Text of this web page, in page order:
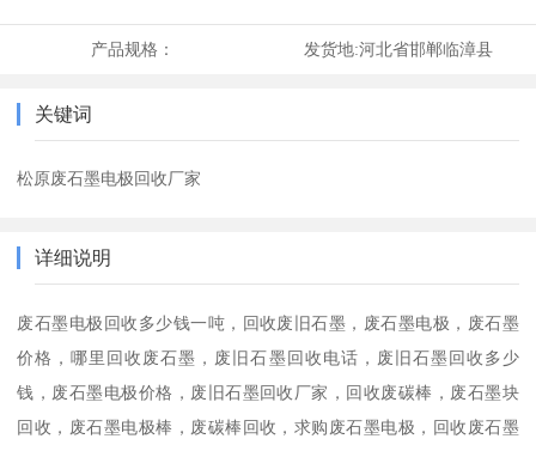
产品规格： 发货地:河北省邯郸临漳县
关键词
松原废石墨电极回收厂家
详细说明
废石墨电极回收多少钱一吨，回收废旧石墨，废石墨电极，废石墨
价格，哪里回收废石墨，废旧石墨回收电话，废旧石墨回收多少
钱，废石墨电极价格，废旧石墨回收厂家，回收废碳棒，废石墨块
回收，废石墨电极棒，废碳棒回收，求购废石墨电极，回收废石墨